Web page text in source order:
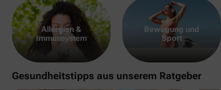
Allergien &
Immunsystem
Bewegung und
Sport
Gesundheitstipps aus unserem Ratgeber